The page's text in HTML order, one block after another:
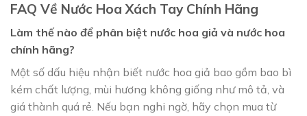
FAQ Về Nước Hoa Xách Tay Chính Hãng
Làm thế nào để phân biệt nước hoa giả và nước hoa
chính hãng?
Một số dấu hiệu nhận biết nước hoa giả bao gồm bao bì
kém chất lượng, mùi hương không giống như mô tả, và
giá thành quá rẻ. Nếu bạn nghi ngờ, hãy chọn mua từ